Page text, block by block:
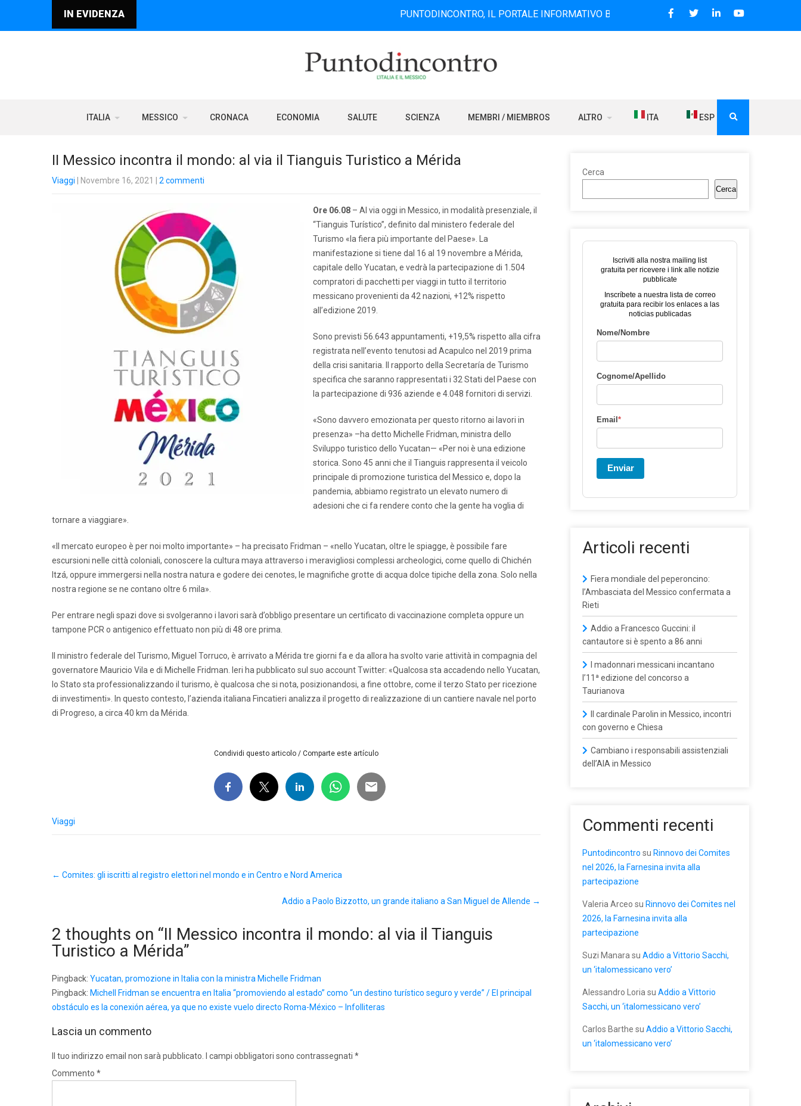
IN EVIDENZA PUNTODINCONTRO, IL PORTALE INFORMATIVO BILINGUE CHE DAL 2006 DIFFONDE NOTIZIE SUI
ITALIA MESSICO CRONACA ECONOMIA SALUTE SCIENZA MEMBRI / MIEMBROS ALTRO ITA ESP
II Messico incontra il mondo: al via il Tianguis Turistico a Mérida
Viaggi | Novembre 16, 2021 2 commenti
Ore 06.08 – Al via oggi in Messico, in modalità presenziale, il
“Tianguis Turístico”, definito dal ministero federale del
Turismo «la fiera più importante del Paese». La
manifestazione si tiene dal 16 al 19 novembre a Mérida,
capitale dello Yucatan, e vedrà la partecipazione di 1.504
compratori di pacchetti per viaggi in tutto il territorio
messicano provenienti da 42 nazioni, +12% rispetto
all’edizione 2019.
Sono previsti 56.643 appuntamenti, +19,5% rispetto alla cifra
registrata nell’evento tenutosi ad Acapulco nel 2019 prima
della crisi sanitaria. Il rapporto della Secretaría de Turismo
specifica che saranno rappresentati i 32 Stati del Paese con
la partecipazione di 936 aziende e 4.048 fornitori di servizi.
«Sono davvero emozionata per questo ritorno ai lavori in
presenza» –ha detto Michelle Fridman, ministra dello
Sviluppo turistico dello Yucatan— «Per noi è una edizione
storica. Sono 45 anni che il Tianguis rappresenta il veicolo
principale di promozione turistica del Messico e, dopo la
pandemia, abbiamo registrato un elevato numero di
adesioni che ci fa rendere conto che la gente ha voglia di
tornare a viaggiare».
«Il mercato europeo è per noi molto importante» – ha precisato Fridman – «nello Yucatan, oltre le spiagge, è possibile fare
escursioni nelle città coloniali, conoscere la cultura maya attraverso i meravigliosi complessi archeologici, come quello di Chichén
Itzá, oppure immergersi nella nostra natura e godere dei cenotes, le magnifiche grotte di acqua dolce tipiche della zona. Solo nella
nostra regione se ne contano oltre 6 mila».
Per entrare negli spazi dove si svolgeranno i lavori sarà d’obbligo presentare un certificato di vaccinazione completa oppure un
tampone PCR o antigenico effettuato non più di 48 ore prima.
Il ministro federale del Turismo, Miguel Torruco, è arrivato a Mérida tre giorni fa e da allora ha svolto varie attività in compagnia del
governatore Mauricio Vila e di Michelle Fridman. Ieri ha pubblicato sul suo account Twitter: «Qualcosa sta accadendo nello Yucatan,
lo Stato sta professionalizzando il turismo, è qualcosa che si nota, posizionandosi, a fine ottobre, come il terzo Stato per ricezione
di investimenti». In questo contesto, l’azienda italiana Fincatieri analizza il progetto di realizzazione di un cantiere navale nel porto
di Progreso, a circa 40 km da Mérida.
Condividi questo articolo / Comparte este artículo
Viaggi
navigation
← Comites: gli iscritti al registro elettori nel mondo e in Centro e Nord America
Addio a Paolo Bizzotto, un grande italiano a San Miguel de Allende →
2 thoughts on “II Messico incontra il mondo: al via il Tianguis
Turistico a Mérida”
Pingback: Yucatan, promozione in Italia con la ministra Michelle Fridman
Pingback: Michell Fridman se encuentra en Italia “promoviendo al estado” como “un destino turístico seguro y verde” / El principal
obstáculo es la conexión aérea, ya que no existe vuelo directo Roma-México – Infolliteras
Lascia un commento
Il tuo indirizzo email non sarà pubblicato. I campi obbligatori sono contrassegnati *
Commento *
Cerca
Cerca
Iscriviti alla nostra mailing list
gratuita per ricevere i link alle notizie
pubblicate
Inscríbete a nuestra lista de correo
gratuita para recibir los enlaces a las
noticias publicadas
Nome/Nombre
Cognome/Apellido
Email *
Enviar
Articoli recenti
Fiera mondiale del peperoncino:
l’Ambasciata del Messico confermata a
Rieti
Addio a Francesco Guccini: il
cantautore si è spento a 86 anni
I madonnari messicani incantano
l’11ª edizione del concorso a
Taurianova
Il cardinale Parolin in Messico, incontri
con governo e Chiesa
Cambiano i responsabili assistenziali
dell’AIA in Messico
Commenti recenti
Puntodincontro su Rinnovo dei Comites
nel 2026, la Farnesina invita alla
partecipazione
Valeria Arceo su Rinnovo dei Comites nel
2026, la Farnesina invita alla
partecipazione
Suzi Manara su Addio a Vittorio Sacchi,
un ‘italomessicano vero’
Alessandro Loria su Addio a Vittorio
Sacchi, un ‘italomessicano vero’
Carlos Barthe su Addio a Vittorio Sacchi,
un ‘italomessicano vero’